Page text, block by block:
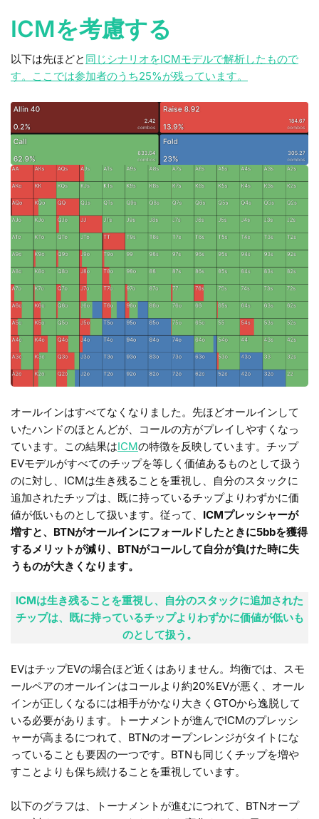
ICMを考慮する
以下は先ほどと 同じシナリオをICMモデルで解析したもので
す。ここでは参加者のうち25%が残っています。
オールインはすべてなくなりました。先ほどオールインして
いたハンドのほとんどが、コールの方がプレイしやすくなっ
ています。この結果はICMの特徴を反映しています。チップ
EVモデルがすべてのチップを等しく価値あるものとして扱う
のに対し、ICMは生き残ることを重視し、自分のスタックに
追加されたチップは、既に持っているチップよりわずかに価
値が低いものとして扱います。従って、 ICMプレッシャーが
増すと、BTNがオールインにフォールドしたときに5bbを獲得
するメリットが減り、BTNがコールして自分が負けた時に失
うものが大きくなります。
ICMは生き残ることを重視し、自分のスタックに追加された
チップは、既に持っているチップよりわずかに価値が低いも
のとして扱う。
EVはチップEVの場合ほど近くはありません。均衡では、スモ
ールペアのオールインはコールより約20%EVが悪く、オール
インが正しくなるには相手がかなり大きくGTOから逸脱して
いる必要があります。トーナメントが進んでICMのプレッシ
ャーが高まるにつれて、BTNのオープンレンジがタイトにな
っていることも要因の一つです。BTNも同じくチップを増や
すことよりも保ち続けることを重視しています。
以下のグラフは、トーナメントが進むにつれて、BTNオープ